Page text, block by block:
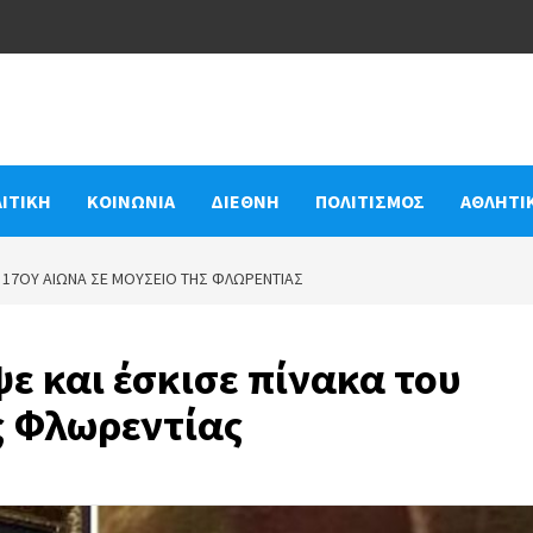
ΚΟΙΝΩΝΙΑ ΔΙΕΘΝΗ ΠΟΛΙΤΙΣΜΟΣ
17ΟΥ ΑΙΏΝΑ ΣΕ ΜΟΥΣΕΊΟ ΤΗΣ ΦΛΩΡΕΝΤΊΑΣ
και έσκισε πίνακα του
Φλωρεντίας